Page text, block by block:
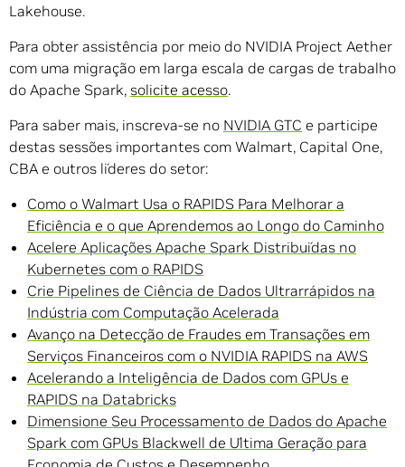
Lakehouse.
Para obter assistência por meio do NVIDIA Project Aether
com uma migração em larga escala de cargas de trabalho
do Apache Spark, solicite acesso.
Para saber mais, inscreva-se no NVIDIA GTC e participe
destas sessões importantes com Walmart, Capital One,
CBA e outros líderes do setor:
Como o Walmart Usa o RAPIDS Para Melhorar a
Eficiência e o que Aprendemos ao Longo do Caminho
Acelere Aplicações Apache Spark Distribuídas no
Kubernetes com o RAPIDS
Crie Pipelines de Ciência de Dados Ultrarrápidos na
Indústria com Computação Acelerada
Avanço na Detecção de Fraudes em Transações em
Serviços Financeiros com o NVIDIA RAPIDS na AWS
Acelerando a Inteligência de Dados com GPUs e
RAPIDS na Databricks
Dimensione Seu Processamento de Dados do Apache
Spark com GPUs Blackwell de Última Geração para